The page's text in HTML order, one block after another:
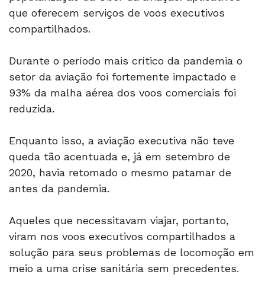
que oferecem serviços de voos executivos
compartilhados.
Durante o período mais crítico da pandemia o
setor da aviação foi fortemente impactado e
93% da malha aérea dos voos comerciais foi
reduzida.
Enquanto isso, a aviação executiva não teve
queda tão acentuada e, já em setembro de
2020, havia retomado o mesmo patamar de
antes da pandemia.
Aqueles que necessitavam viajar, portanto,
viram nos voos executivos compartilhados a
solução para seus problemas de locomoção em
meio a uma crise sanitária sem precedentes.